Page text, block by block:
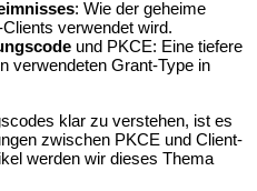
: Wie der geheime
verwendet wird.
und PKCE: Eine tiefere
verwendeten Grant-Type in
klar zu verstehen, ist es
zwischen PKCE und Client-
werden wir dieses Thema